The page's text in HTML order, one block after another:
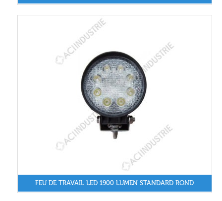
FEU DE TRAVAIL LED 1900 LUMEN STANDARD ROND